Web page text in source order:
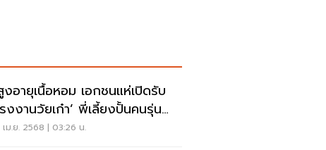
งอายุเนื้อหอม เอกชนแห่เปิดรับ
งงานวัยเก๋า’ พี่เลี้ยงปั้นคนรุ่น
ม.ย. 2568 | 03:26 น.